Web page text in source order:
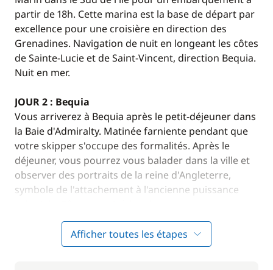
partir de 18h. Cette marina est la base de départ par
excellence pour une croisière en direction des
Grenadines. Navigation de nuit en longeant les côtes
de Sainte-Lucie et de Saint-Vincent, direction Bequia.
Nuit en mer.
JOUR 2 : Bequia
Vous arriverez à Bequia après le petit-déjeuner dans
la Baie d'Admiralty. Matinée farniente pendant que
votre skipper s'occupe des formalités. Après le
déjeuner, vous pourrez vous balader dans la ville et
observer des portraits de la reine d'Angleterre,
symbole de l'attachement à l'ancienne puissance
: Découverte du village de Bequia en taxi, en
empruntant une route panoramique bordant la côte
Afficher toutes les étapes